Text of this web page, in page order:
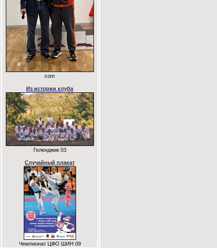
com
Из истории клуба
Геленджик 03
Случайный плакат
Чемпионат ЦФО ШИН 09